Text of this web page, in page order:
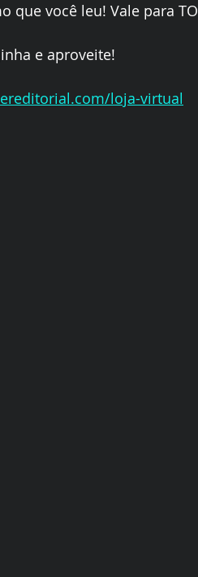
que você leu! Vale para
e aproveite!
loja-virtual